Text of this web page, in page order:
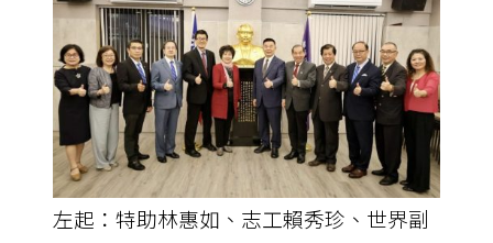
左起：特助林惠如、志工賴秀珍、世界副